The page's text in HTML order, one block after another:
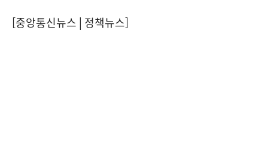
[중앙통신뉴스│정책뉴스]